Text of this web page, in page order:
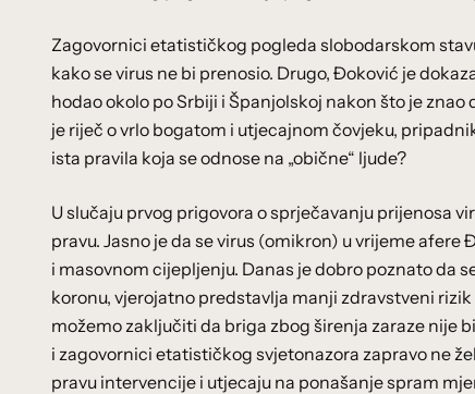
Zagovornici etatističkog pogleda slobodarskom
kako se virus ne bi prenosio. Drugo, Đoković je
hodao okolo po Srbiji i Španjolskoj nakon što je
je riječ o vrlo bogatom i utjecajnom čovjeku,
ista pravila koja se odnose na „obične“ ljude?
U slučaju prvog prigovora o sprječavanju prijenosa
pravu. Jasno je da se virus (omikron) u vrijeme
i masovnom cijepljenju. Danas je dobro poznato da
koronu, vjerojatno predstavlja manji zdravstveni
možemo zaključiti da briga zbog širenja zaraze nije
i zagovornici etatističkog svjetonazora zapravo ne
pravu intervencije i utjecaju na ponašanje spram